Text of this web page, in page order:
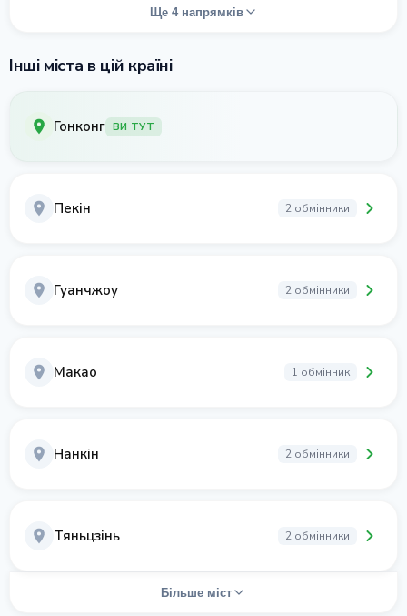
Ще 4 напрямків
Інші міста в цій країні
Гонконг ВИ ТУТ
Пекін 2 обмінники
Гуанчжоу 2 обмінники
Макао 1 обмінник
Нанкін 2 обмінники
Тяньцзінь 2 обмінники
Більше міст